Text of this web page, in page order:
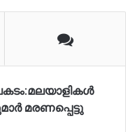
മരണപ്പെട്ടു